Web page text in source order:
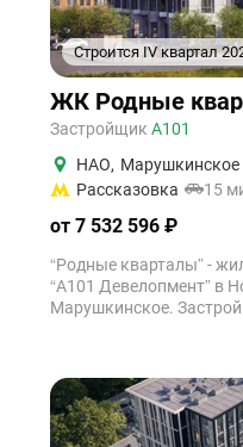
Строится IV квартал
ЖК Родные
Застройщик А101
НАО, Марушкинское
Рассказовка
15
от 7 532 596 ₽
“Родные кварталы” -
“А101 Девелопмент” в
Марушкинское.